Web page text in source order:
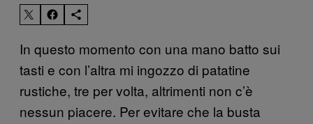
In questo momento con una mano batto sui
tasti e con l’altra mi ingozzo di patatine
rustiche, tre per volta, altrimenti non c’è
nessun piacere. Per evitare che la busta